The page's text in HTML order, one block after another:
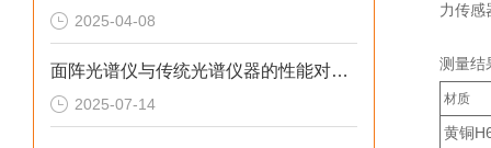
2025-04-08
面阵光谱仪与传统光谱仪器的性能对比分析
2025-07-14
力传感
测量结
材质
黄铜